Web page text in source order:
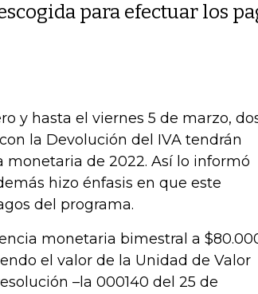
para efectuar los
y hasta el viernes 5 de marzo,
la Devolución del IVA tendrán
de 2022. Así lo informó
hizo énfasis en que este
del programa.
monetaria bimestral a
el valor de la Unidad de Valor
–la 000140 del 25 de